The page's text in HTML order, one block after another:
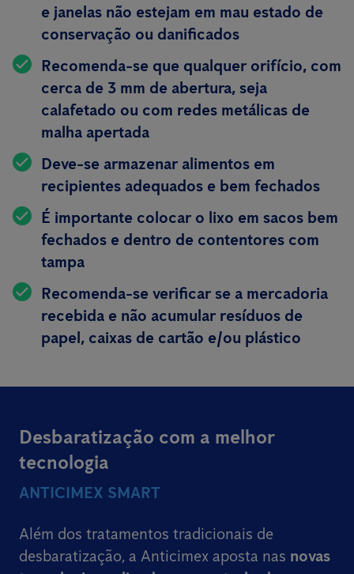
e janelas não estejam em mau estado de
conservação ou danificados
Recomenda-se que qualquer orifício, com
cerca de 3 mm de abertura, seja
calafetado ou com redes metálicas de
malha apertada
Deve-se armazenar alimentos em
recipientes adequados e bem fechados
É importante colocar o lixo em sacos bem
fechados e dentro de contentores com
tampa
Recomenda-se verificar se a mercadoria
recebida e não acumular resíduos de
papel, caixas de cartão e/ou plástico
Desbaratização com a melhor
tecnologia
ANTICIMEX SMART
Além dos tratamentos tradicionais de
desbaratização, a Anticimex aposta nas novas